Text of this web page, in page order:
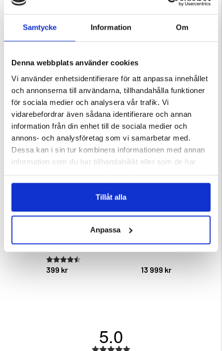
Samtycke Information Om
Denna webbplats använder cookies
Vi använder enhetsidentifierare för att anpassa innehållet
och annonserna till användarna, tillhandahålla funktioner
för sociala medier och analysera vår trafik. Vi
vidarebefordrar även sådana identifierare och annan
information från din enhet till de sociala medier och
annons- och analysföretag som vi samarbetar med.
Dessa kan i sin tur kombinera informationen med annan
information som du har tillhandahållit eller som de har
Tillåt alla
Anpassa
299 kr 249 kr
KÖPS OFTA TILLSAMMANS
399 kr
Betyg:
4.3 utav 5 stjärnor
ULTRALÄTT MJUKSKAL
13 999 kr
5.0